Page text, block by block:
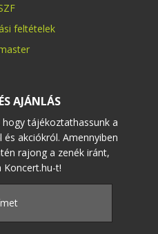
feltételek
AJÁNLÁS
tájékoztathassunk a
akciókról. Amennyiben
rajong a zenék iránt,
Koncert.hu-t!